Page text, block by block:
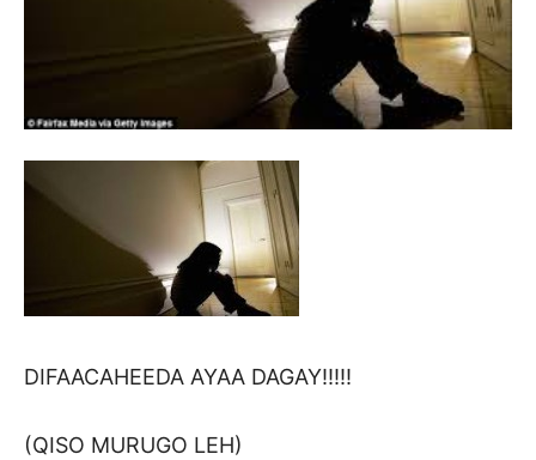
DIFAACAHEEDA AYAA DAGAY!!!!!
(QISO MURUGO LEH)